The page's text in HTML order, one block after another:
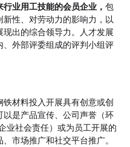
行业用工技能的会员企业， 包
性、对劳动力的影响力，以
出的综合领导力。人才发展
外部评委组成的评判小组评
材料投入开展具有创意或创
是产品宣传、公司声誉（环
业社会责任）或为员工开展的
市场推广和社交平台推广。